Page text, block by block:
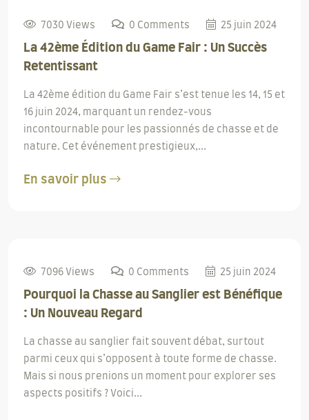
7030 Views 0 Comments 25 juin 2024
La 42ème Édition du Game Fair : Un Succès
Retentissant
La 42ème édition du Game Fair s’est tenue les 14, 15 et
16 juin 2024, marquant un rendez-vous
incontournable pour les passionnés de chasse et de
nature. Cet événement prestigieux,...
En savoir plus
7096 Views 0 Comments 25 juin 2024
Pourquoi la Chasse au Sanglier est Bénéfique
: Un Nouveau Regard
La chasse au sanglier fait souvent débat, surtout
parmi ceux qui s’opposent à toute forme de chasse.
Mais si nous prenions un moment pour explorer ses
aspects positifs ? Voici...